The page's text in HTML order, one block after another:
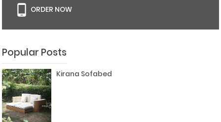
ORDER NOW
Popular Posts
Kirana Sofabed